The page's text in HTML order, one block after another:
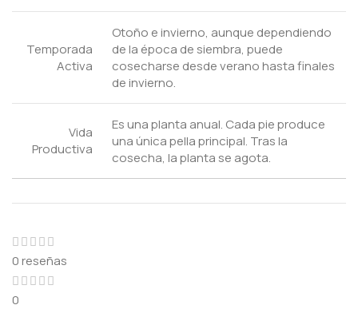
Temporada
Activa
Otoño e invierno, aunque dependiendo
de la época de siembra, puede
cosecharse desde verano hasta finales
de invierno.
Vida
Productiva
Es una planta anual. Cada pie produce
una única pella principal. Tras la
cosecha, la planta se agota.
0 reseñas
0